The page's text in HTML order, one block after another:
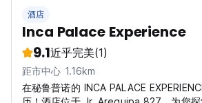
酒店
Inca Palace Experience
9.1近乎完美(1)
距市中心 1.16km
在秘鲁普诺的 INCA PALACE